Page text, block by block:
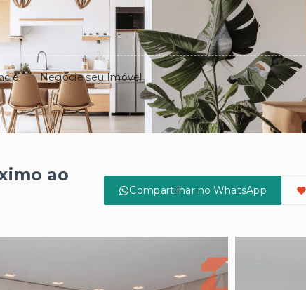
Negocie seu Imóvel
ao
Compartilhar no WhatsApp